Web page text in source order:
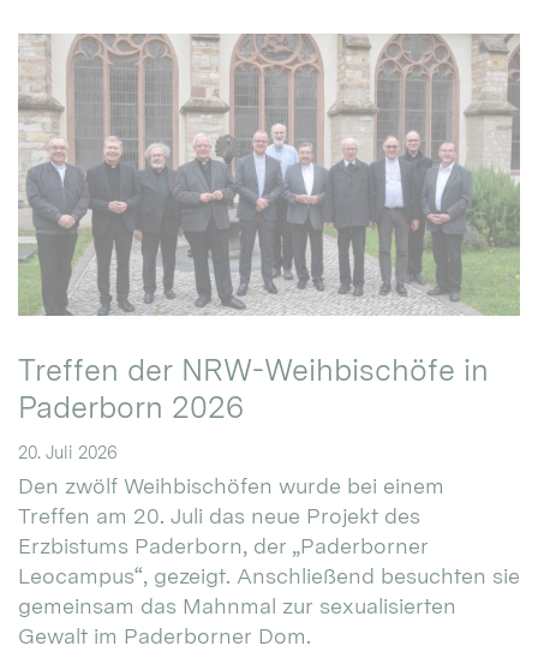
Treffen der NRW-Weihbischöfe in
Paderborn 2026
20. Juli 2026
Den zwölf Weihbischöfen wurde bei einem
Treffen am 20. Juli das neue Projekt des
Erzbistums Paderborn, der „Paderborner
Leocampus“, gezeigt. Anschließend besuchten sie
gemeinsam das Mahnmal zur sexualisierten
Gewalt im Paderborner Dom.